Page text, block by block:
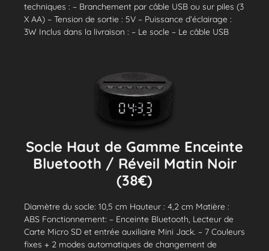
techniques : – Branchement par câble USB ou sur piles (3
X AA) – Tension de sortie : 5V – Puissance d’éclairage :
3W Inclus dans la livraison : – Le socle – Le câble USB
Socle Haut de Gamme Enceinte
Bluetooth / Réveil Matin Noir
(38€)
Diamètre du socle: 10,5 cm Hauteur : 4,2 cm Matière :
ABS Fonctionnement: – Enceinte Bluetooth, Lecteur de
Carte Micro SD et entrée auxiliaire Mini Jack. – 7 Couleurs
fixes + 2 modes automatiques de changement de